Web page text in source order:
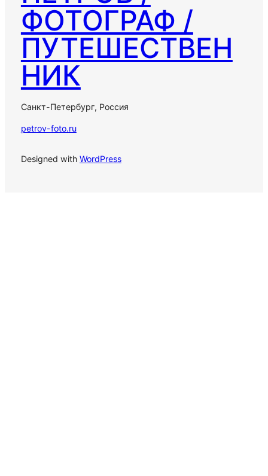
ФОТОГРАФ /
ПУТЕШЕСТВЕН
НИК
Санкт-Петербург, Россия
petrov-foto.ru
Designed with WordPress